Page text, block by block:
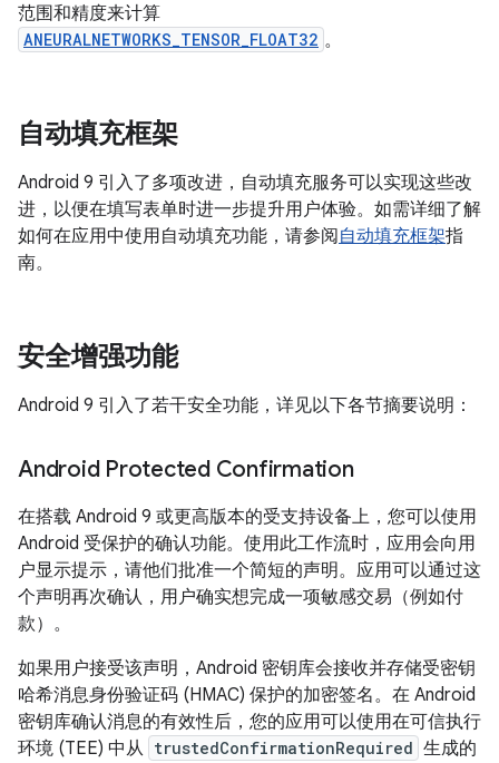
范围和精度来计算
ANEURALNETWORKS_TENSOR_FLOAT32 。
自动填充框架
Android 9 引入了多项改进，自动填充服务可以实现这些改
进，以便在填写表单时进一步提升用户体验。如需详细了解
如何在应用中使用自动填充功能，请参阅 自动填充框架指
南。
安全增强功能
Android 9 引入了若干安全功能，详见以下各节摘要说明：
Android Protected Confirmation
在搭载 Android 9 或更高版本的受支持设备上，您可以使用
Android 受保护的确认功能。使用此工作流时，应用会向用
户显示提示，请他们批准一个简短的声明。应用可以通过这
个声明再次确认，用户确实想完成一项敏感交易（例如付
款）。
如果用户接受该声明，Android 密钥库会接收并存储受密钥
哈希消息身份验证码 (HMAC) 保护的加密签名。在 Android
密钥库确认消息的有效性后，您的应用可以使用在可信执行
环境 (TEE) 中从 trustedConfirmationRequired 生成的